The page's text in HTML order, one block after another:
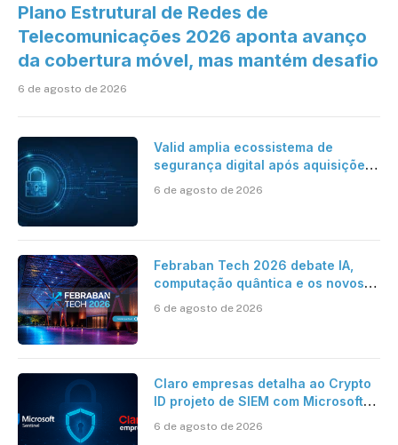
Plano Estrutural de Redes de
Telecomunicações 2026 aponta avanço
da cobertura móvel, mas mantém desafio
6 de agosto de 2026
Valid amplia ecossistema de
segurança digital após aquisições
6 de agosto de 2026
Febraban Tech 2026 debate IA,
computação quântica e os novos
6 de agosto de 2026
Claro empresas detalha ao Crypto
ID projeto de SIEM com Microsoft
automatizada
6 de agosto de 2026